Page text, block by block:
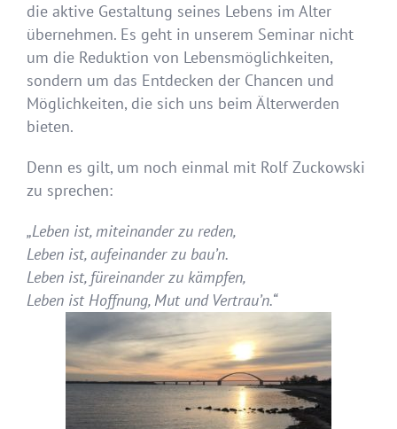
die aktive Gestaltung seines Lebens im Alter
übernehmen. Es geht in unserem Seminar nicht
um die Reduktion von Lebensmöglichkeiten,
sondern um das Entdecken der Chancen und
Möglichkeiten, die sich uns beim Älterwerden
bieten.
Denn es gilt, um noch einmal mit Rolf Zuckowski
zu sprechen:
„Leben ist, miteinander zu reden,
Leben ist, aufeinander zu bau’n.
Leben ist, füreinander zu kämpfen,
Leben ist Hoffnung, Mut und Vertrau’n.“